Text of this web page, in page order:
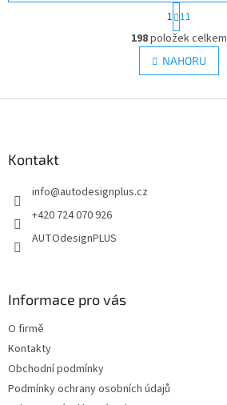
O
v
l
á
S
t
r
á
n
k
v
1 11
198položek celkem
NAHORU
Kontakt
info@autodesignplus.cz
+420 724 070 926
AUTOdesignPLUS
Informace pro vás
O firmě
Kontakty
Obchodní podmínky
Podmínky ochrany osobních údajů